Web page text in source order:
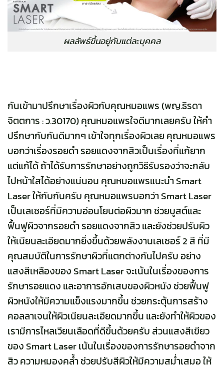
ผลลัพธ์ขึ้นอยู่กับแต่ละบุคคล
กันเข้ามาปรึกษาเรื่องผิวกับคุณหมอแพร (พญ.ธิรดา
จิตตการ : ว.30170) คุณหมอแพรใจดีมากเลยครับ ให้คำ
ปรึกษากับกันดีมากๆ เข้าใจทุกเรื่องผิวเลย คุณหมอแพร
บอกว่าเรื่องรอยดำ รอยแดงจากสิวเป็นเรื่องที่แก้ยาก
แต่แก้ได้ ถ้าได้รับการรักษาอย่างถูกวิธีรับรองว่าจะกลับ
ไปหน้าใสได้อย่างแน่นอน คุณหมอแพรแนะนำ Smart
Laser ให้กับกันครับ คุณหมอแพรบอกว่า Smart Laser
เป็นเลเซอร์ที่มีความอ่อนโยนต่อผิวมาก ช่วยบูสต์และ
ฟื้นฟูผิวจากรอยดำ รอยแดงจากสิว และยังช่วยปรับผิว
ให้เนียนละเอียดมากยิ่งขึ้นด้วยพลังงานเลเซอร์ 2 สี ที่มี
คุณสมบัติในการรักษาผิวที่แตกต่างกันไปครับ อย่าง
แสงสีเหลืองของ Smart Laser จะเน้นในเรื่องของการ
รักษารอยแดง และอาการอักเสบของผิวหนัง ช่วยฟื้นฟู
ผิวหนังให้มีความแข็งแรงมากขึ้น ช่วยกระตุ้นการสร้าง
คอลลาเจนให้ผิวเนียนละเอียดมากขึ้น และยังทำให้ผิวของ
เรามีการไหลเวียนเลือดที่ดีขึ้นด้วยครับ ส่วนแสงสีเขียว
ของ Smart Laser เน้นในเรื่องของการรักษารอยดำจาก
สิว ความหมองคล้ำ ช่วยปรับสีผิวให้มีความสม่ำเสมอ ให้